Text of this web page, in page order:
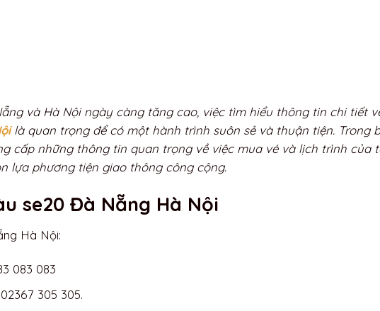
và Hà Nội ngày càng tăng cao, việc tìm hiểu thông tin chi tiết
là quan trọng để có một hành trình suôn sẻ và thuận tiện. Trong
cấp những thông tin quan trọng về việc mua vé và lịch trình của
lựa phương tiện giao thông công cộng.
se20 Đà Nẵng Hà Nội
Hà Nội:
083 083
305 305.